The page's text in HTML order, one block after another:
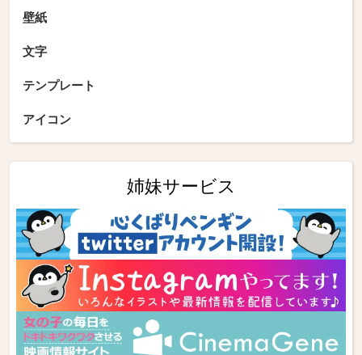
壁紙
文字
テンプレート
アイコン
姉妹サービス